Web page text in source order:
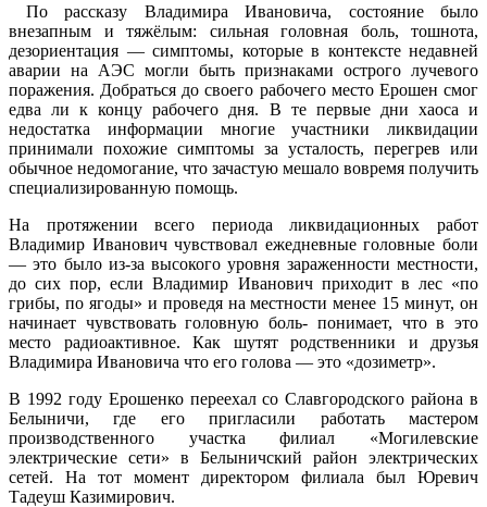
По рассказу Владимира Ивановича, состояние было
внезапным и тяжёлым: сильная головная боль, тошнота,
дезориентация — симптомы, которые в контексте недавней
аварии на АЭС могли быть признаками острого лучевого
поражения. Добраться до своего рабочего место Ерошен смог
едва ли к концу рабочего дня. В те первые дни хаоса и
недостатка информации многие участники ликвидации
принимали похожие симптомы за усталость, перегрев или
обычное недомогание, что зачастую мешало вовремя получить
специализированную помощь.
На протяжении всего периода ликвидационных работ
Владимир Иванович чувствовал ежедневные головные боли
— это было из-за высокого уровня зараженности местности,
до сих пор, если Владимир Иванович приходит в лес «по
грибы, по ягоды» и проведя на местности менее 15 минут, он
начинает чувствовать головную боль- понимает, что в это
место радиоактивное. Как шутят родственники и друзья
Владимира Ивановича что его голова — это «дозиметр».
В 1992 году Ерошенко переехал со Славгородского района в
Белыничи, где его пригласили работать мастером
производственного участка филиал «Могилевские
электрические сети» в Белыничский район электрических
сетей. На тот момент директором филиала был Юревич
Тадеуш Казимирович.